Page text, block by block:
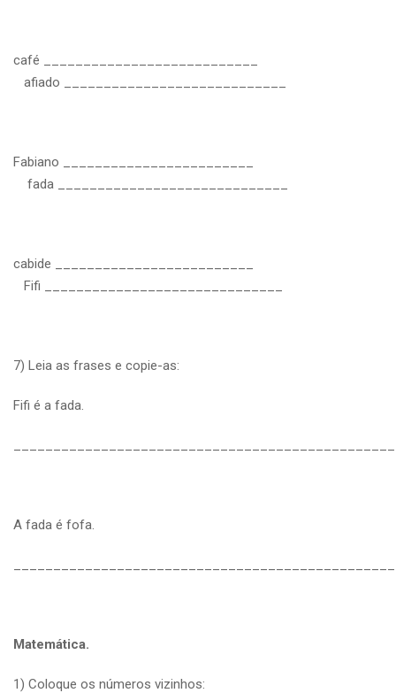
café ___________________________
afiado ____________________________
Fabiano ________________________
fada _____________________________
cabide _________________________
Fifi ______________________________
7) Leia as frases e copie-as:
Fifi é a fada.
A fada é fofa.
Matemática.
1) Coloque os números vizinhos: